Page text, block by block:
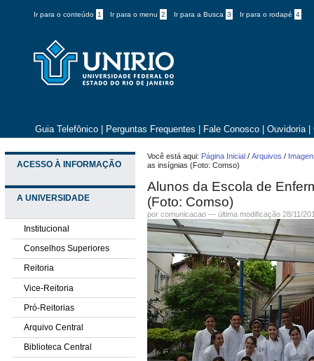
Ir para o conteúdo 1 Ir para o menu 2 Ir para a Busca 3 Ir para o rodapé 4
Guia Telefônico Perguntas Frequentes Fale Conosco Ouvidoria
ACESSO À INFORMAÇÃO
A UNIVERSIDADE
Institucional
Conselhos Superiores
Reitoria
Vice-Reitoria
Pró-Reitorias
Arquivo Central
Biblioteca Central
Você está aqui: Página Inicial /Arquivos /
as insígnias (Foto: Comso)
Alunos da Escola de
(Foto: Comso)
por comunicacao —última modificação 28/11/